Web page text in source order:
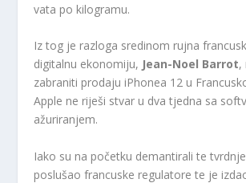
vata po kilogramu.
Iz tog je razloga sredinom rujna
digitalnu ekonomiju, Jean-Noel Barrot,
zabraniti prodaju iPhonea 12 u
Apple ne riješi stvar u dva tjedna sa
ažuriranjem.
Iako su na početku demantirali te
poslušao francuske regulatore te je